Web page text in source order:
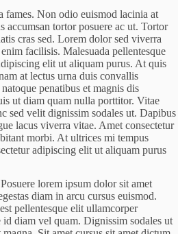
fames. Non odio euismod lacinia at
accumsan tortor posuere ac ut. Tortor
cras sed. Lorem dolor sed viverra
facilisis. Malesuada pellentesque
elit ut aliquam purus. At quis
at lectus urna duis convallis
penatibus et magnis dis
ut diam quam nulla porttitor. Vitae
sed velit dignissim sodales ut. Dapibus
lacus viverra vitae. Amet consectetur
morbi. At ultrices mi tempus
adipiscing elit ut aliquam purus
lorem ipsum dolor sit amet
diam in arcu cursus euismod.
pellentesque elit ullamcorper
diam vel quam. Dignissim sodales ut